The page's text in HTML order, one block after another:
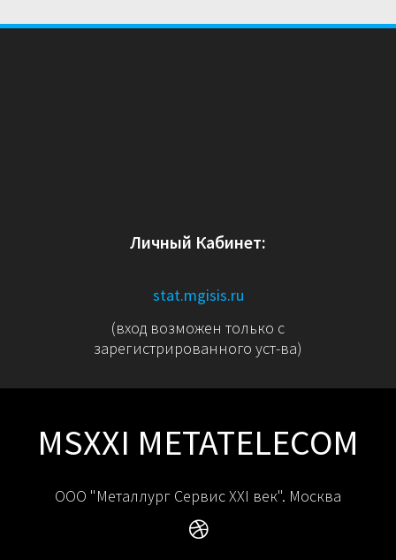
Личный Кабинет:
stat.mgisis.ru
(вход возможен только с
зарегистрированного уст-ва)
MSXXI METATELECOM
ООО "Металлург Сервис XXI век". Москва